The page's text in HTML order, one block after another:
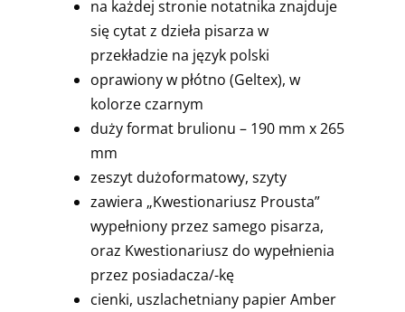
na każdej stronie notatnika znajduje
się cytat z dzieła pisarza w
przekładzie na język polski
oprawiony w płótno (Geltex), w
kolorze czarnym
duży format brulionu – 190 mm x 265
mm
zeszyt dużoformatowy, szyty
zawiera „Kwestionariusz Prousta”
wypełniony przez samego pisarza,
oraz Kwestionariusz do wypełnienia
przez posiadacza/-kę
cienki, uszlachetniany papier Amber